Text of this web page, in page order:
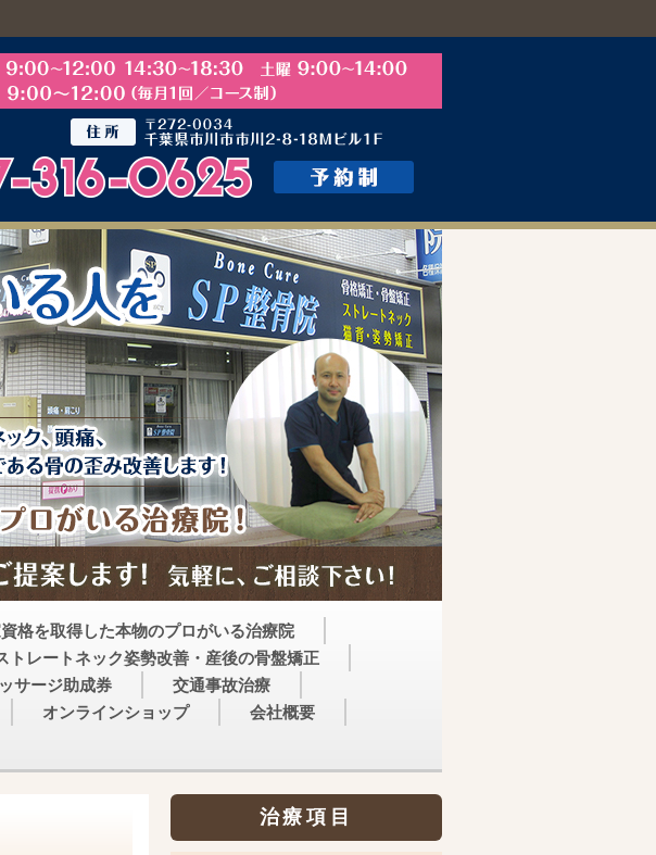
資格を取得した本物のプロがいる治療院
トレートネック姿勢改善・産後の骨盤矯正
サージ助成券
交通事故治療
オンラインショップ
会社概要
治療項目